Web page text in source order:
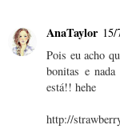
AnaTaylor
Pois eu acho
bonitas e
está!! hehe
http://